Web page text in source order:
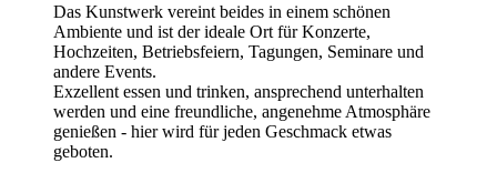
Das Kunstwerk vereint beides in einem schönen
Ambiente und ist der ideale Ort für Konzerte,
Hochzeiten, Betriebsfeiern, Tagungen, Seminare und
andere Events.
Exzellent essen und trinken, ansprechend unterhalten
werden und eine freundliche, angenehme Atmosphäre
genießen - hier wird für jeden Geschmack etwas
geboten.